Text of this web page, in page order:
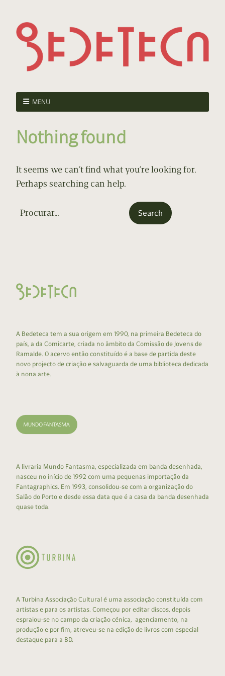
MENU
Nothing found
It seems we can’t find what you’re looking for.
Perhaps searching can help.
A Bedeteca tem a sua origem em 1990, na primeira Bedeteca do
país, a da Comicarte, criada no âmbito da Comissão de Jovens de
Ramalde. O acervo então constituído é a base de partida deste
novo projecto de criação e salvaguarda de uma biblioteca dedicada
à nona arte.
A livraria Mundo Fantasma, especializada em banda desenhada,
nasceu no início de 1992 com uma pequenas importação da
Fantagraphics. Em 1993, consolidou-se com a organização do
Salão do Porto e desde essa data que é a casa da banda desenhada
quase toda.
A Turbina Associação Cultural é uma associação constituída com
artistas e para os artistas. Começou por editar discos, depois
espraiou-se no campo da criação cénica, agenciamento, na
produção e por fim, atreveu-se na edição de livros com especial
destaque para a BD.